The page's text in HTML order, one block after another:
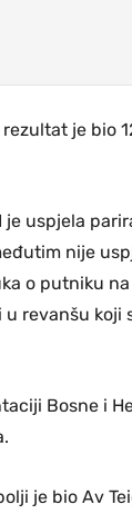
je bio
je uspjela
nije
o putniku
revanšu koji
Bosne i
je bio Av